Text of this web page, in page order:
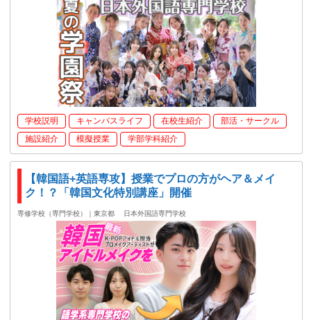
学校説明 キャンパスライフ 在校生紹介
部活・サークル
施設紹介
模擬授業 学部学科紹介
【韓国語+英語専攻】授業でプロの方がヘア＆メイ
ク！？「韓国文化特別講座」開催
専修学校（専門学校）｜東京都 日本外国語専門学校